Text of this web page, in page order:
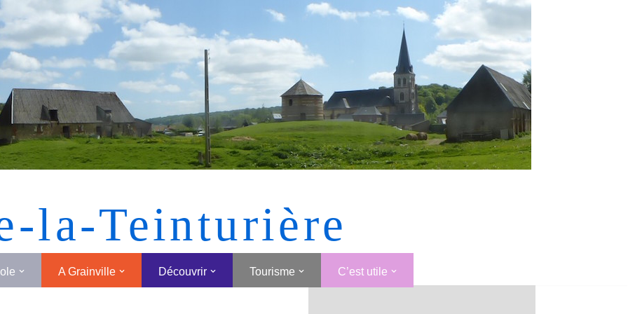
[MONTRER SOUS FORME DE VIGNETTES]
la-Teinturière
A Grainville Découvrir Tourisme C’est utile